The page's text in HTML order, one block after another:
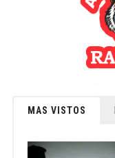
MAS VISTOS